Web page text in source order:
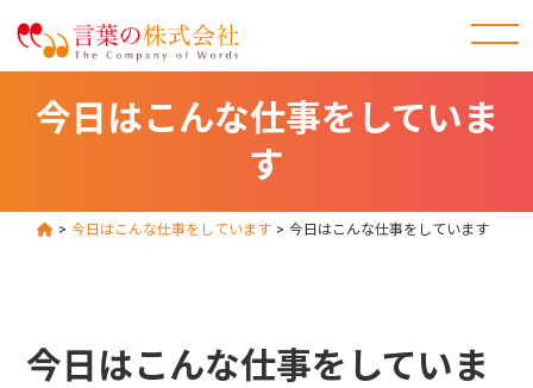
今日はこんな仕事をしていま
す
> 今日はこんな仕事をしています > 今日はこんな仕事をしています
今日はこんな仕事をしていま